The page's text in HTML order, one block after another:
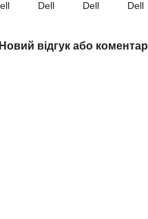
Новий відгук або коментар